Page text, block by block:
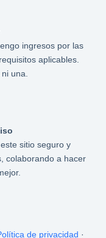
ingresos por las
aplicables.
una.
sitio seguro y
colaborando a hacer
de privacidad ·